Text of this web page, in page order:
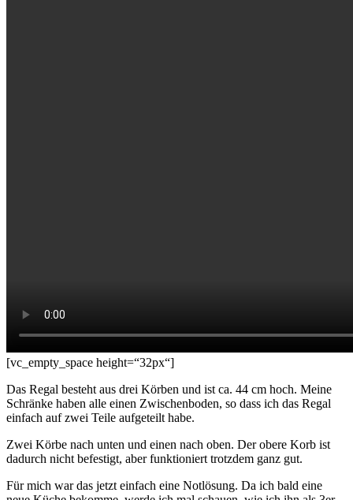
[vc_empty_space height=“32px“]
Das Regal besteht aus drei Körben und ist ca. 44 cm hoch. Meine
Schränke haben alle einen Zwischenboden, so dass ich das Regal
einfach auf zwei Teile aufgeteilt habe.
Zwei Körbe nach unten und einen nach oben. Der obere Korb ist
dadurch nicht befestigt, aber funktioniert trotzdem ganz gut.
Für mich war das jetzt einfach eine Notlösung. Da ich bald eine